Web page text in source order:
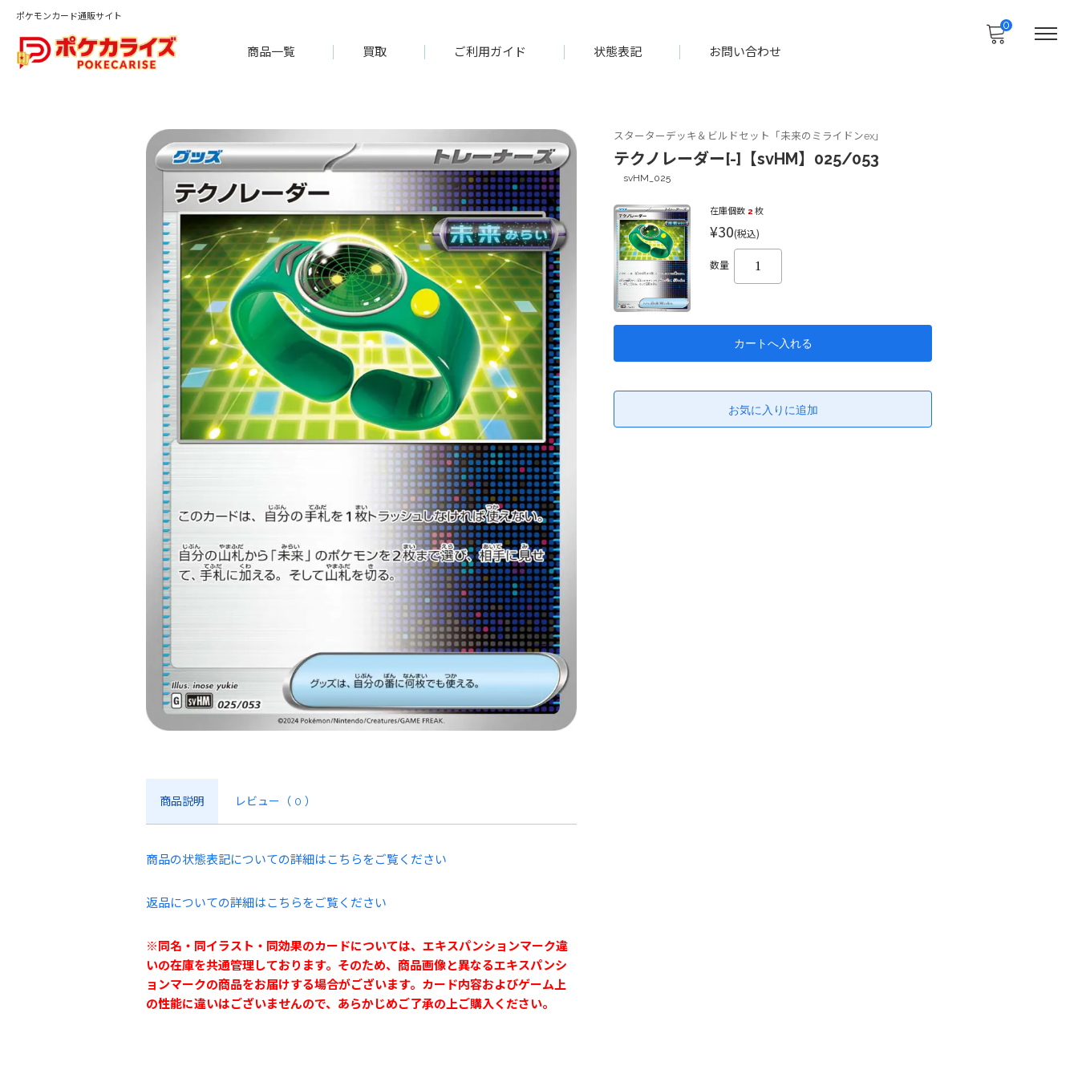
ポケモンカード通販サイト
商品一覧 買取 ご利用ガイド 状態表記 お問い合わせ
0
スターターデッキ＆ビルドセット「未来のミライドンex」
テクノレーダー[-]【svHM】025/053
svHM_025
在庫個数2 枚
¥30(税込)
数量
商品説明 レビュー （ 0 ）
商品の状態表記についての詳細はこちらをご覧ください
返品についての詳細はこちらをご覧ください
※同名・同イラスト・同効果のカードについては、エキスパンションマーク違
いの在庫を共通管理しております。そのため、商品画像と異なるエキスパンシ
ョンマークの商品をお届けする場合がございます。カード内容およびゲーム上
の性能に違いはございませんので、あらかじめご了承の上ご購入ください。